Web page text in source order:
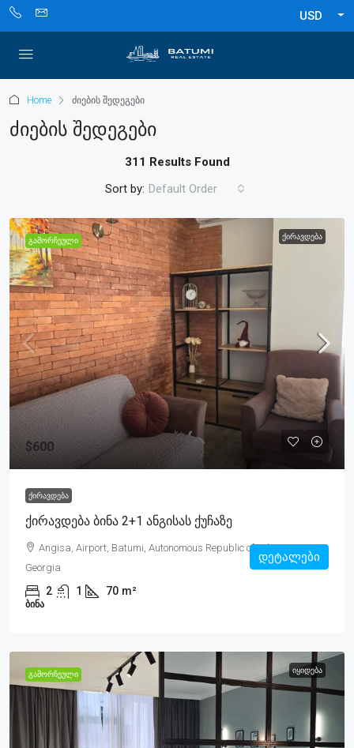
USD
Home ძიების შედეგები
Ძიების Შედეგები
311 Results Found
Sort by: Default Order
ᲒᲐᲛᲝᲠᲩᲔᲣᲚᲘ ᲥᲘᲠᲐᲕᲓᲔᲑᲐ
$600
ᲥᲘᲠᲐᲕᲓᲔᲑᲐ
Ქირავდება Ბინა 2+1 Ანგისას Ქუჩაზე
Angisa, Airport, Batumi, Autonomous Republic of Adjara, 6000,
Georgia
2 1 70 m²
ᲑᲘᲜᲐ
დეტალები
ᲒᲐᲛᲝᲠᲩᲔᲣᲚᲘ ᲘᲧᲘᲓᲔᲑᲐ